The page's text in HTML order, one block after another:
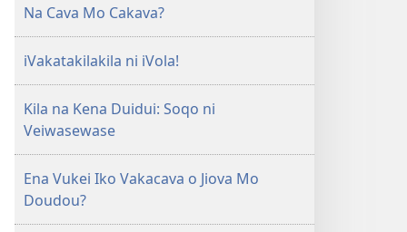
iTokani
i
Jiova​
Ka
me
MURI
Na Cava Mo Cakava?
iVakatakilakila ni iVola!
Kila na Kena Duidui: Soqo ni
Veiwasewase
Ena Vukei Iko Vakacava o Jiova Mo
Doudou?